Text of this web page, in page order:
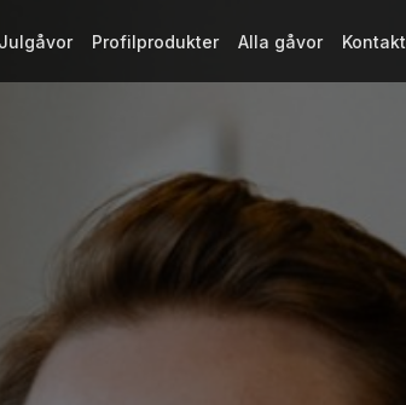
Julgåvor Profilprodukter Alla gåvor Kontakt